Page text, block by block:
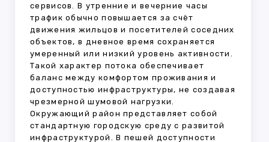
сервисов. В утренние и вечерние часы
трафик обычно повышается за счёт
движения жильцов и посетителей соседних
объектов, в дневное время сохраняется
умеренный или низкий уровень активности.
Такой характер потока обеспечивает
баланс между комфортом проживания и
доступностью инфраструктуры, не создавая
чрезмерной шумовой нагрузки.
Окружающий район представляет собой
стандартную городскую среду с развитой
инфраструктурой. В пешей доступности